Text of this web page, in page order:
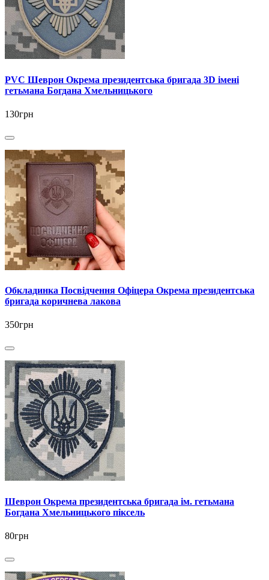
PVC Шеврон Окрема президентська бригада 3D імені
гетьмана Богдана Хмельницького
130грн
Обкладинка Посвідчення Офіцера Окрема президентська
бригада коричнева лакова
350грн
Шеврон Окрема президентська бригада ім. гетьмана
Богдана Хмельницького піксель
80грн